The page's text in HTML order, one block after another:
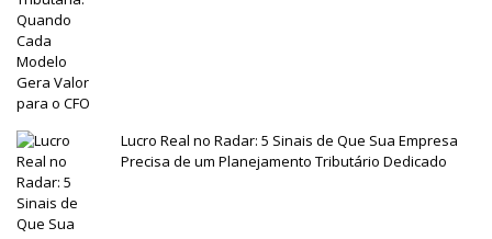
Lucro Real no Radar: 5 Sinais de Que Sua Empresa
Precisa de um Planejamento Tributário Dedicado